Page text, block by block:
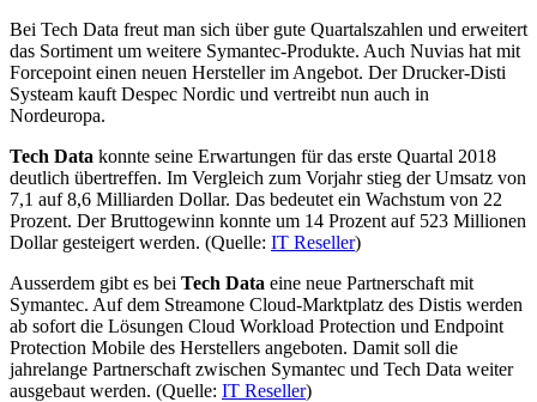
Bei Tech Data freut man sich über gute Quartalszahlen und erweitert
das Sortiment um weitere Symantec-Produkte. Auch Nuvias hat mit
Forcepoint einen neuen Hersteller im Angebot. Der Drucker-Disti
Systeam kauft Despec Nordic und vertreibt nun auch in
Nordeuropa.
Tech Data konnte seine Erwartungen für das erste Quartal 2018
deutlich übertreffen. Im Vergleich zum Vorjahr stieg der Umsatz von
7,1 auf 8,6 Milliarden Dollar. Das bedeutet ein Wachstum von 22
Prozent. Der Bruttogewinn konnte um 14 Prozent auf 523 Millionen
Dollar gesteigert werden. (Quelle: IT Reseller)
Ausserdem gibt es bei Tech Data eine neue Partnerschaft mit
Symantec. Auf dem Streamone Cloud-Marktplatz des Distis werden
ab sofort die Lösungen Cloud Workload Protection und Endpoint
Protection Mobile des Herstellers angeboten. Damit soll die
jahrelange Partnerschaft zwischen Symantec und Tech Data weiter
ausgebaut werden. (Quelle: IT Reseller)